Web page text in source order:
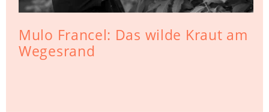
Mulo Francel: Das wilde Kraut am
Wegesrand